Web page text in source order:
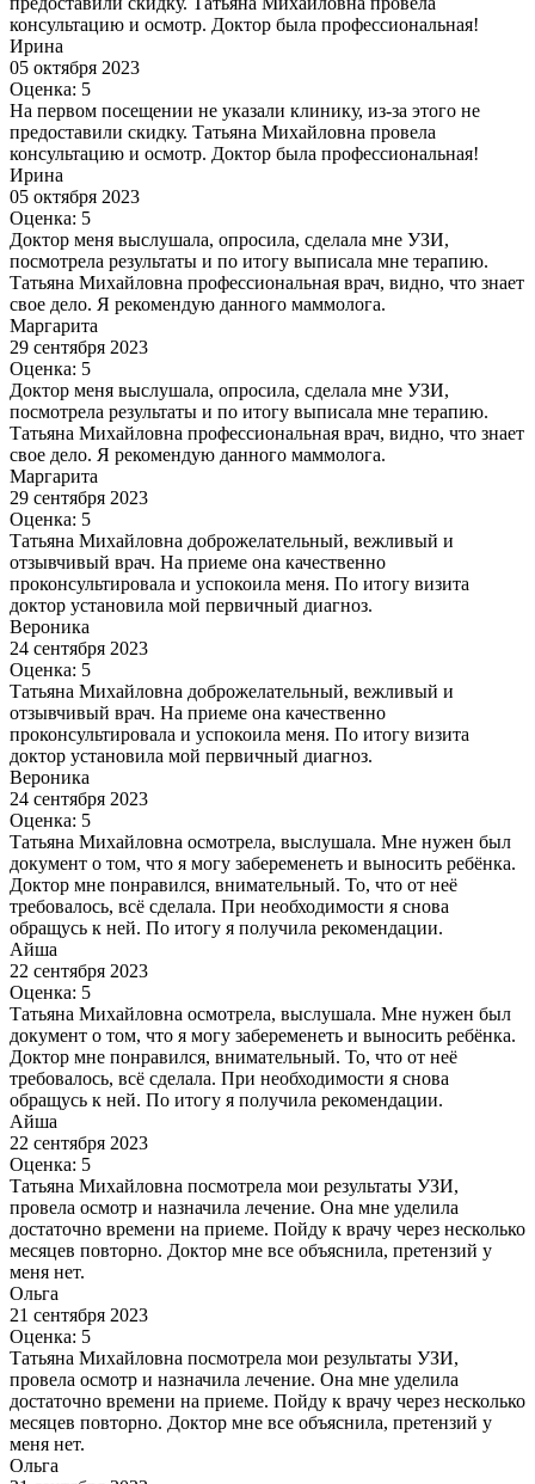
консультацию и осмотр. Доктор была профессиональная!
Ирина
05 октября 2023
Оценка: 5
На первом посещении не указали клинику, из-за этого не
предоставили скидку. Татьяна Михайловна провела
консультацию и осмотр. Доктор была профессиональная!
Ирина
05 октября 2023
Оценка: 5
Доктор меня выслушала, опросила, сделала мне УЗИ,
посмотрела результаты и по итогу выписала мне терапию.
Татьяна Михайловна профессиональная врач, видно, что знает
свое дело. Я рекомендую данного маммолога.
Маргарита
29 сентября 2023
Оценка: 5
Доктор меня выслушала, опросила, сделала мне УЗИ,
посмотрела результаты и по итогу выписала мне терапию.
Татьяна Михайловна профессиональная врач, видно, что знает
свое дело. Я рекомендую данного маммолога.
Маргарита
29 сентября 2023
Оценка: 5
Татьяна Михайловна доброжелательный, вежливый и
отзывчивый врач. На приеме она качественно
проконсультировала и успокоила меня. По итогу визита
доктор установила мой первичный диагноз.
Вероника
24 сентября 2023
Оценка: 5
Татьяна Михайловна доброжелательный, вежливый и
отзывчивый врач. На приеме она качественно
проконсультировала и успокоила меня. По итогу визита
доктор установила мой первичный диагноз.
Вероника
24 сентября 2023
Оценка: 5
Татьяна Михайловна осмотрела, выслушала. Мне нужен был
документ о том, что я могу забеременеть и выносить ребёнка.
Доктор мне понравился, внимательный. То, что от неё
требовалось, всё сделала. При необходимости я снова
обращусь к ней. По итогу я получила рекомендации.
Айша
22 сентября 2023
Оценка: 5
Татьяна Михайловна осмотрела, выслушала. Мне нужен был
документ о том, что я могу забеременеть и выносить ребёнка.
Доктор мне понравился, внимательный. То, что от неё
требовалось, всё сделала. При необходимости я снова
обращусь к ней. По итогу я получила рекомендации.
Айша
22 сентября 2023
Оценка: 5
Татьяна Михайловна посмотрела мои результаты УЗИ,
провела осмотр и назначила лечение. Она мне уделила
достаточно времени на приеме. Пойду к врачу через несколько
месяцев повторно. Доктор мне все объяснила, претензий у
меня нет.
Ольга
21 сентября 2023
Оценка: 5
Татьяна Михайловна посмотрела мои результаты УЗИ,
провела осмотр и назначила лечение. Она мне уделила
достаточно времени на приеме. Пойду к врачу через несколько
месяцев повторно. Доктор мне все объяснила, претензий у
меня нет.
Ольга